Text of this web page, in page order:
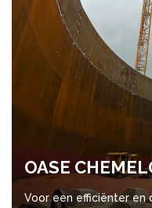
OASE
Voor een efficiënter en